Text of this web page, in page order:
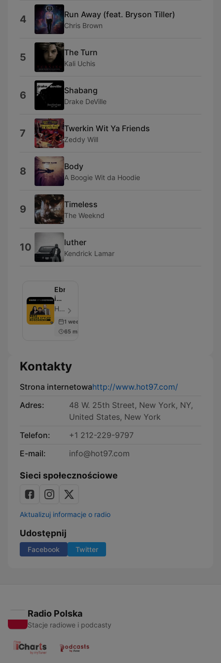
4 Run Away (feat. Bryson Tiller)
Chris Brown
5 The Turn
Kali Uchis
6 Shabang
Drake DeVille
7 Twerkin Wit Ya Friends
Zeddy Will
8 Body
A Boogie Wit da Hoodie
9 Timeless
The Weeknd
10 luther
Kendrick Lamar
Ebro
in
the
Morning
Podcast
HOT 97 - Odcinek 100
1 week ago
65 min
Kontakty
Strona internetowahttp://www.hot97.com/
Adres:
48 W. 25th Street, New York, NY,
United States, New York
Telefon:
+1 212-229-9797
E-mail:
info@hot97.com
Sieci społecznościowe
Aktualizuj informacje o radio
Udostępnij
Facebook Twitter
Radio Polska
Stacje radiowe i podcasty